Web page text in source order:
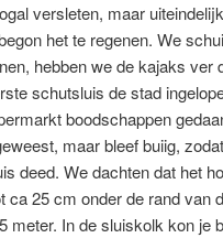
versleten, maar
het te regenen. We
hebben we de kajaks
schutsluis de stad
boodschappen
maar bleef buiig,
deed. We dachten dat het
ca 25 cm onder de rand van
meter. In de sluiskolk kon je